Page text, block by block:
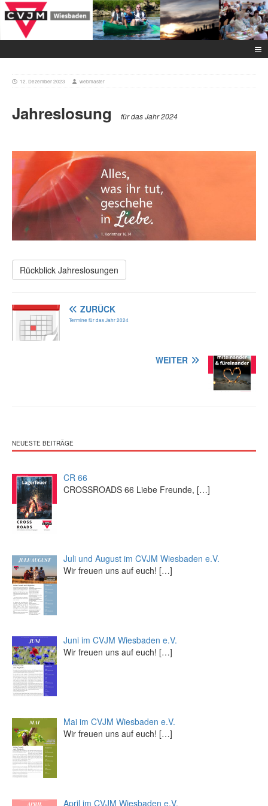
12. Dezember 2023 webmaster
Jahreslosung für das Jahr 2024
Rückblick Jahreslosungen
ZURÜCK
Termine für das Jahr 2024
WEITER
NEUESTE BEITRÄGE
CR 66
CROSSROADS 66 Liebe Freunde, […]
Juli und August im CVJM Wiesbaden e.V.
Wir freuen uns auf euch! […]
Juni im CVJM Wiesbaden e.V.
Wir freuen uns auf euch! […]
Mai im CVJM Wiesbaden e.V.
Wir freuen uns auf euch! […]
April im CVJM Wiesbaden e.V.